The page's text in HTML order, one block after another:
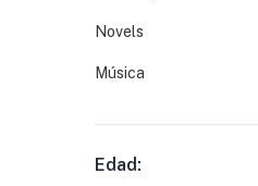
Novels
Música
Edad: